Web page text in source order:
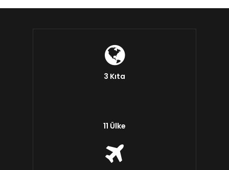
3 Kıta
11 Ülke